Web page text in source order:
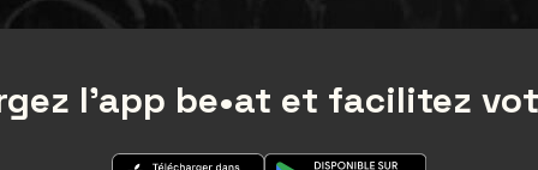
l'app be•at et facilitez